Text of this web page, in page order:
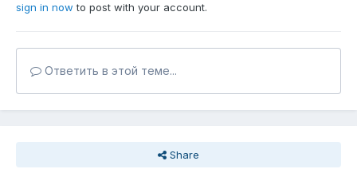
sign in now to post with your account.
Ответить в этой теме...
Share